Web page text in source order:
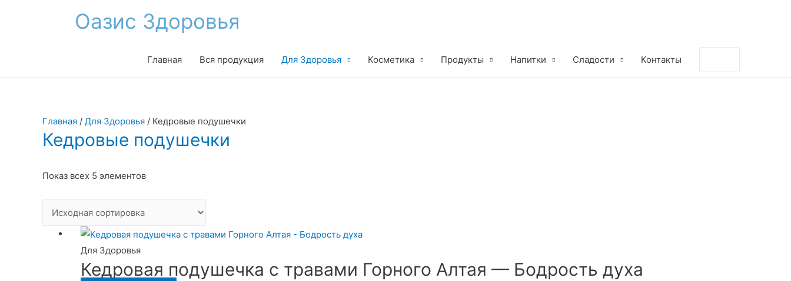
Оазис Здоровья
Главная Вся продукция Для Здоровья Косметика Продукты Напитки Сладости Контакты
Главная / Для Здоровья / Кедровые подушечки
Кедровые подушечки
Показ всех 5 элементов
Для Здоровья
Кедровая подушечка с травами Горного Алтая — Бодрость духа